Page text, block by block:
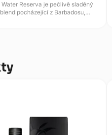
Water Reserva je pečlivě sladěný
pocházející z Barbadosu,